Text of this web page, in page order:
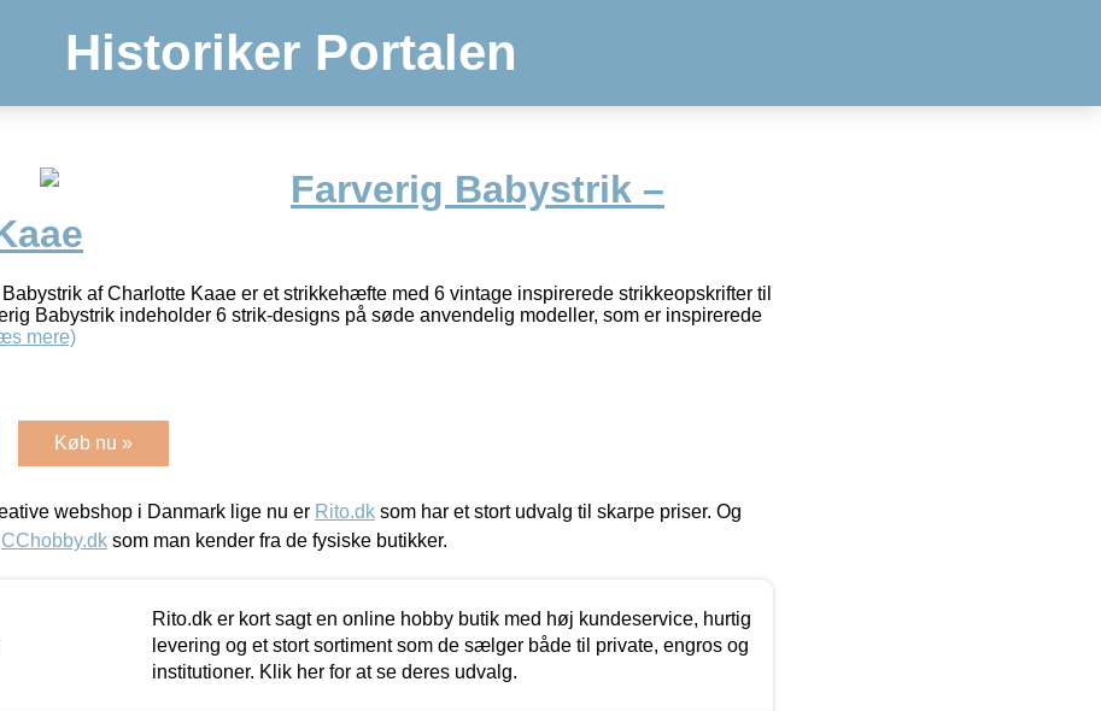
Historiker Portalen
Farverig Babystrik –
af Charlotte Kaae er et strikkehæfte med 6 vintage inspirerede strikkeopskrifter til
Babystrik indeholder 6 strik-designs på søde anvendelig modeller, som er inspirerede
mere)
Køb nu »
webshop i Danmark lige nu er Rito.dk som har et stort udvalg til skarpe priser. Og
CChobby.dk som man kender fra de fysiske butikker.
Rito.dk er kort sagt en online hobby butik med høj kundeservice, hurtig
levering og et stort sortiment som de sælger både til private, engros og
institutioner. Klik her for at se deres udvalg.